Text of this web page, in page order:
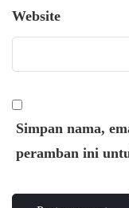
Website
Simpan nama,
peramban ini